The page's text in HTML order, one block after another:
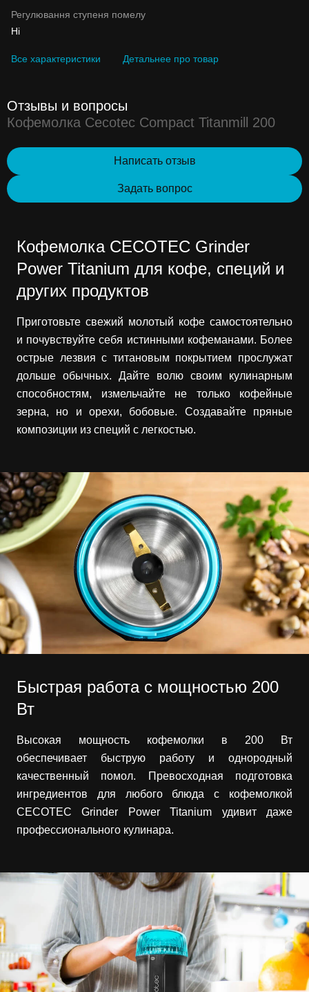
Регулювання ступеня помелу
Ні
Все характеристики Детальнее про товар
Отзывы и вопросы
Кофемолка Cecotec Compact Titanmill 200
Написать отзыв
Задать вопрос
Кофемолка CECOTEC Grinder
Power Titanium для кофе, специй и
других продуктов
Приготовьте свежий молотый кофе самостоятельно
и почувствуйте себя истинными кофеманами. Более
острые лезвия с титановым покрытием прослужат
дольше обычных. Дайте волю своим кулинарным
способностям, измельчайте не только кофейные
зерна, но и орехи, бобовые. Создавайте пряные
композиции из специй с легкостью.
Быстрая работа с мощностью 200
Вт
Высокая мощность кофемолки в 200 Вт
обеспечивает быструю работу и однородный
качественный помол. Превосходная подготовка
ингредиентов для любого блюда с кофемолкой
CECOTEC Grinder Power Titanium удивит даже
профессионального кулинара.